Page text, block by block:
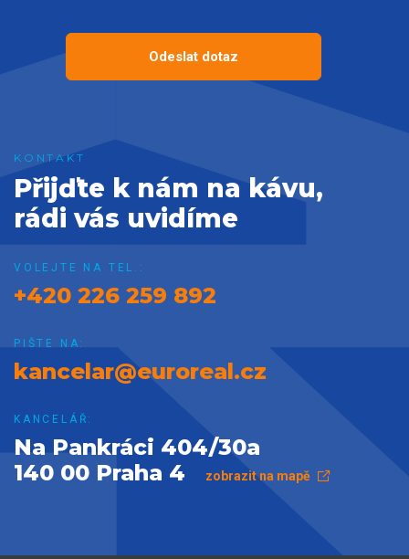
Odeslat dotaz
Přijďte k nám na kávu,
rádi vás uvidíme
VOLEJTE NA TEL.:
+420 226 259 892
PIŠTE NA:
kancelar@euroreal.cz
KANCELÁŘ:
Na Pankráci 404/30a
140 00 Praha 4
zobrazit na mapě